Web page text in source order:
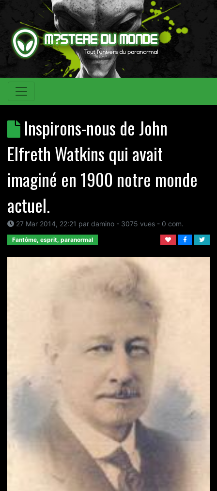
Inspirons-nous de John
Elfreth Watkins qui avait
imaginé en 1900 notre monde
actuel.
27 Mar 2014, 22:21 par damino - 3075 vues - 0 com.
Fantôme, esprit, paranormal